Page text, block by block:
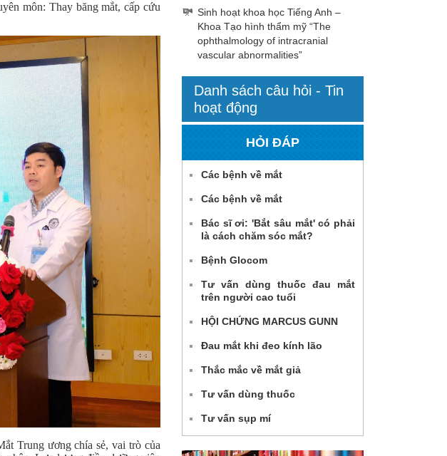
môn: Thay băng mắt, cấp cứu
Trung ương chía sẻ, vai trò của
Sinh hoạt khoa học Tiếng Anh –
Khoa Tạo hình thẩm mỹ “The
ophthalmology of intracranial
vascular abnormalities”
Danh sách câu hỏi - Tin
hoạt động
HỎI ĐÁP
Các bệnh về mắt
Các bệnh về mắt
Bác sĩ ơi: 'Bắt sâu mắt' có phải
là cách chăm sóc mắt?
Bệnh Glocom
Tư vấn dùng thuốc đau mắt
trên người cao tuổi
HỘI CHỨNG MARCUS GUNN
Đau mắt khi đeo kính lão
Thắc mắc về mắt giả
Tư vấn dùng thuốc
Tư vấn sụp mí